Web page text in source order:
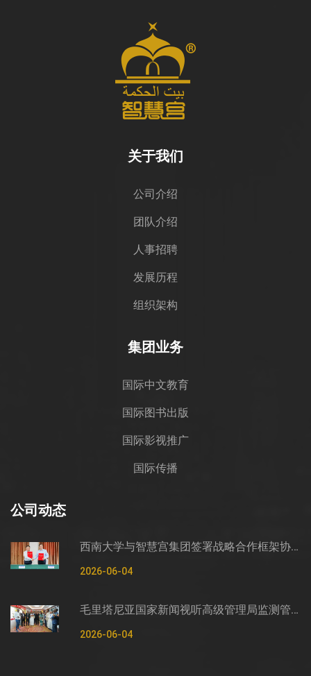
关于我们
公司介绍
团队介绍
人事招聘
发展历程
组织架构
集团业务
国际中文教育
国际图书出版
国际影视推广
国际传播
公司动态
西南大学与智慧宫集团签署战略合作框架协议
2026-06-04
毛里塔尼亚国家新闻视听高级管理局监测管控司司长穆罕默德·哈桑·埃萨利姆一行莅临智慧宫调研
2026-06-04